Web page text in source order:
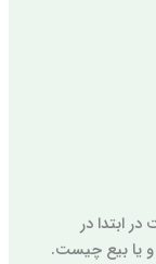
ابتدا در
یا بیع چیست.